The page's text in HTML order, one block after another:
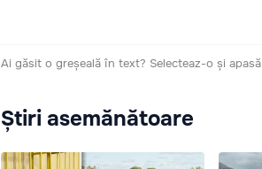
Ai găsit o greșeală în text? Selecteaz-o și apasă
Știri asemănătoare